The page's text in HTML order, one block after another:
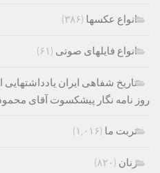
انواع عکسها (۳۸۶)
انواع فایلهای صوتی (۶۱)
تاریخ شفاهی ایران
روز نامه نگار پیشکسوت آقای
تربت ما (۱,۰۱۶)
زنان (۸۲۰)